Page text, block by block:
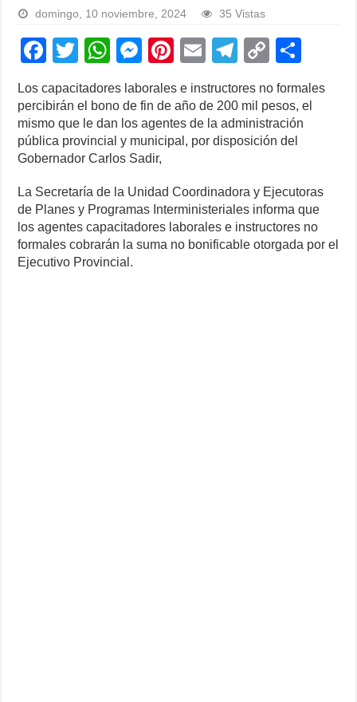
domingo, 10 noviembre, 2024 35 Vistas
F
c
e
b
o
k
T
wi
tt
er
W
at
s
A
p
M
ss
e
n
er
Pi
nt
er
e
st
E
ail
T
e
gr
a
C
o
p
y
Li
k
h
ar
e
Los capacitadores laborales e instructores no formales
percibirán el bono de fin de año de 200 mil pesos, el
mismo que le dan los agentes de la administración
pública provincial y municipal, por disposición del
Gobernador Carlos Sadir,
La Secretaría de la Unidad Coordinadora y Ejecutoras
de Planes y Programas Interministeriales informa que
los agentes capacitadores laborales e instructores no
formales cobrarán la suma no bonificable otorgada por el
Ejecutivo Provincial.